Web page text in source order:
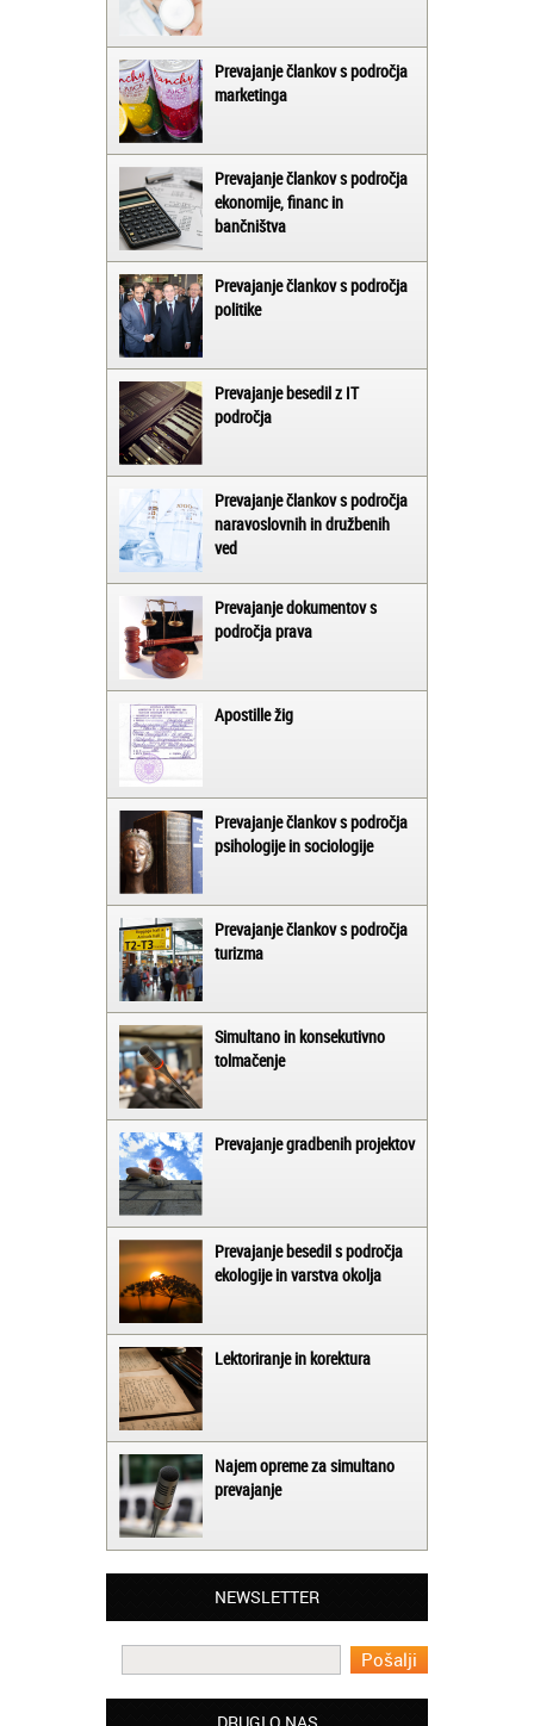
Prevajanje člankov s področja
marketinga
Prevajanje člankov s področja
ekonomije, financ in
bančništva
Prevajanje člankov s področja
politike
Prevajanje besedil z IT
področja
Prevajanje člankov s področja
naravoslovnih in družbenih
ved
Prevajanje dokumentov s
področja prava
Apostille žig
Prevajanje člankov s področja
psihologije in sociologije
Prevajanje člankov s področja
turizma
Simultano in konsekutivno
tolmačenje
Prevajanje gradbenih projektov
Prevajanje besedil s področja
ekologije in varstva okolja
Lektoriranje in korektura
Najem opreme za simultano
prevajanje
NEWSLETTER
DRUGI O NAS
Matjaž iz Ajdovščine:
Oxford, ker so resnično profesionalni in
prevajalske storitve opravljajo hitro in
učinkoviti.
Potrebovala sem prevajanje iz